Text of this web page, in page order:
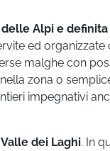
Alpi e definita
ed
malghe con
zona o
impegnativi
dei Laghi. In